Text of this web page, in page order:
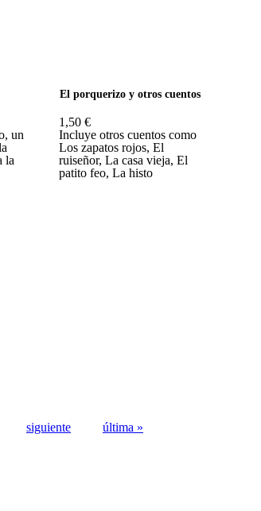
un
la
El porquerizo y otros cuentos
1,50 €
Incluye otros cuentos como
Los zapatos rojos, El
ruiseñor, La casa vieja, El
patito feo, La histo
siguiente última »